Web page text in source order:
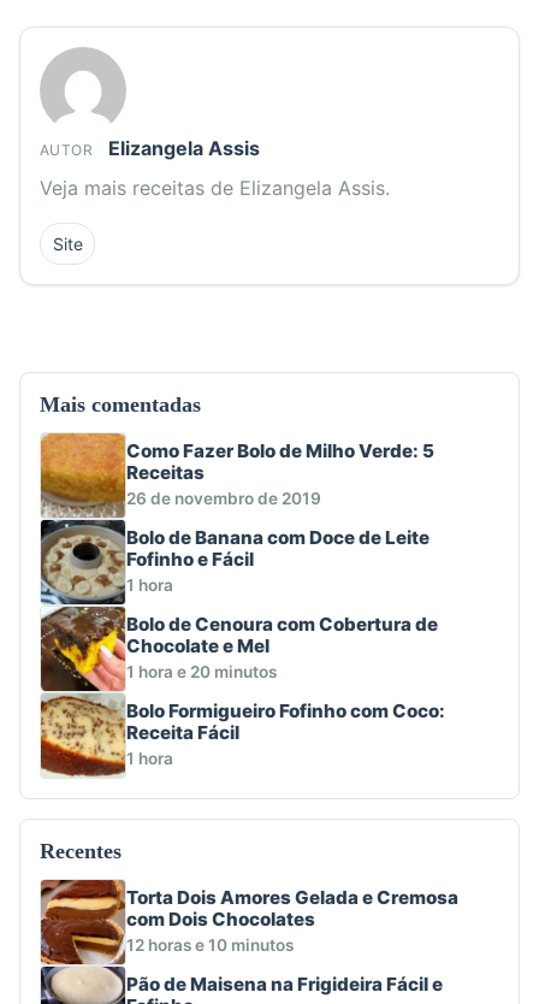
AUTOR
Elizangela Assis
Veja mais receitas de Elizangela Assis.
Site
Mais comentadas
Como Fazer Bolo de Milho Verde: 5
Receitas
26 de novembro de 2019
Bolo de Banana com Doce de Leite
Fofinho e Fácil
1 hora
Bolo de Cenoura com Cobertura de
Chocolate e Mel
1 hora e 20 minutos
Bolo Formigueiro Fofinho com Coco:
Receita Fácil
1 hora
Recentes
Torta Dois Amores Gelada e Cremosa
com Dois Chocolates
12 horas e 10 minutos
Pão de Maisena na Frigideira Fácil e